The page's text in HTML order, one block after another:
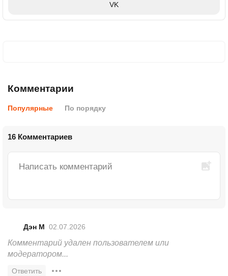
VK
Комментарии
Популярные По порядку
16 Комментариев
Дэн М 02.07.2026
Комментарий удален пользователем или
модератором...
Ответить